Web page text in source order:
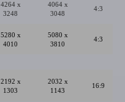
4264 x
3248
4064 x
3048
4:3
5280 x
4010
5080 x
3810
4:3
2192 x
1303
2032 x
1143
16:9